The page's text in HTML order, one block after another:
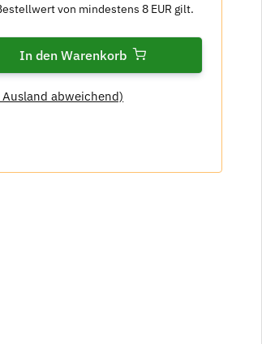
von mindestens 8 EUR gilt.
In den Warenkorb
Ausland abweichend)